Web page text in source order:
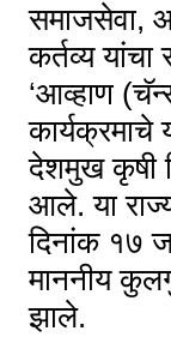
समाजसेवा,
कर्तव्य
‘आव्हाण
देशमुख कृषी
आले. या
दिनांक १७
माननीय
झाले.